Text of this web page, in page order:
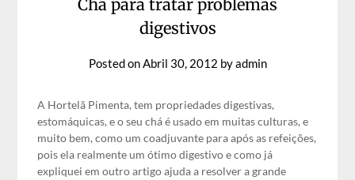
Chá para tratar problemas
digestivos
Posted onAbril 30, 2012 byadmin
A Hortelã Pimenta, tem propriedades digestivas,
estomáquicas, e o seu chá é usado em muitas culturas, e
muito bem, como um coadjuvante para após as refeições,
pois ela realmente um ótimo digestivo e como já
expliquei em outro artigo ajuda a resolver a grande